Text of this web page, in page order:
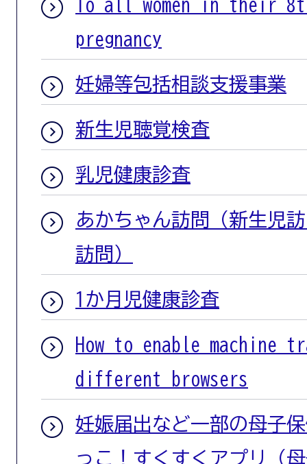
To all women in their
pregnancy
妊婦等包括相談支援事業
新生児聴覚検査
乳児健康診査
あかちゃん訪問（新生児
訪問）
1か月児健康診査
How to enable machine
different browsers
妊娠届出など一部の母子
っこ！すくすくアプリ（